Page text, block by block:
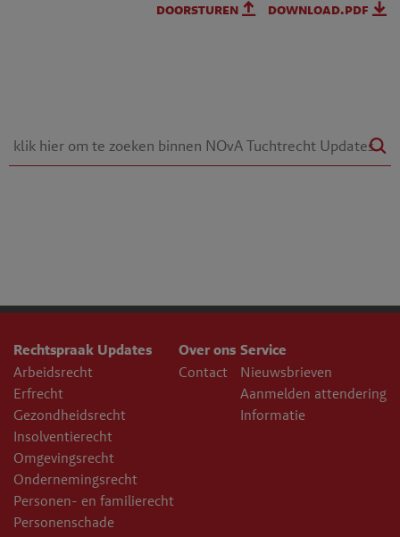
doorsturen download.pdf
Rechtspraak Updates
Arbeidsrecht
Erfrecht
Gezondheidsrecht
Insolventierecht
Omgevingsrecht
Ondernemingsrecht
Personen- en familierecht
Personenschade
Over ons
Contact
Service
Nieuwsbrieven
Aanmelden attendering
Informatie